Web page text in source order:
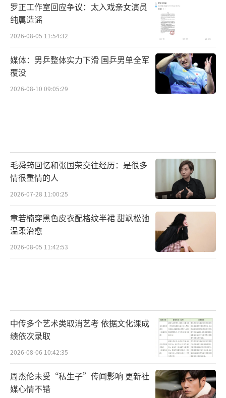
罗正工作室回应争议：太入戏亲女演员
纯属造谣
2026-08-05 11:54:32
媒体：男乒整体实力下滑 国乒男单全军
覆没
2026-08-10 09:05:29
毛舜筠回忆和张国荣交往经历：是很多
情很重情的人
2026-07-28 11:00:25
章若楠穿黑色皮衣配格纹半裙 甜飒松弛
温柔治愈
2026-08-05 11:42:53
中传多个艺术类取消艺考 依据文化课成
绩依次录取
2026-08-06 10:42:35
周杰伦未受“私生子”传闻影响 更新社
媒心情不错